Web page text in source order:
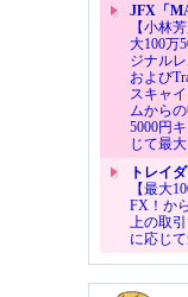
JFX「
【小林
大100万
ジナル
および
スキャ
ムから
5000円
じて最
トレイ
【最大
FX！か
上の取
に応じ